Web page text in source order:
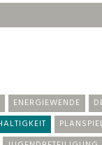
ENERGIEWENDE